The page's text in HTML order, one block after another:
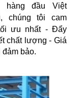
hàng đầu Việt
, chúng tôi cam
ưu nhất - Đẩy
chất lượng - Giá
bảo.